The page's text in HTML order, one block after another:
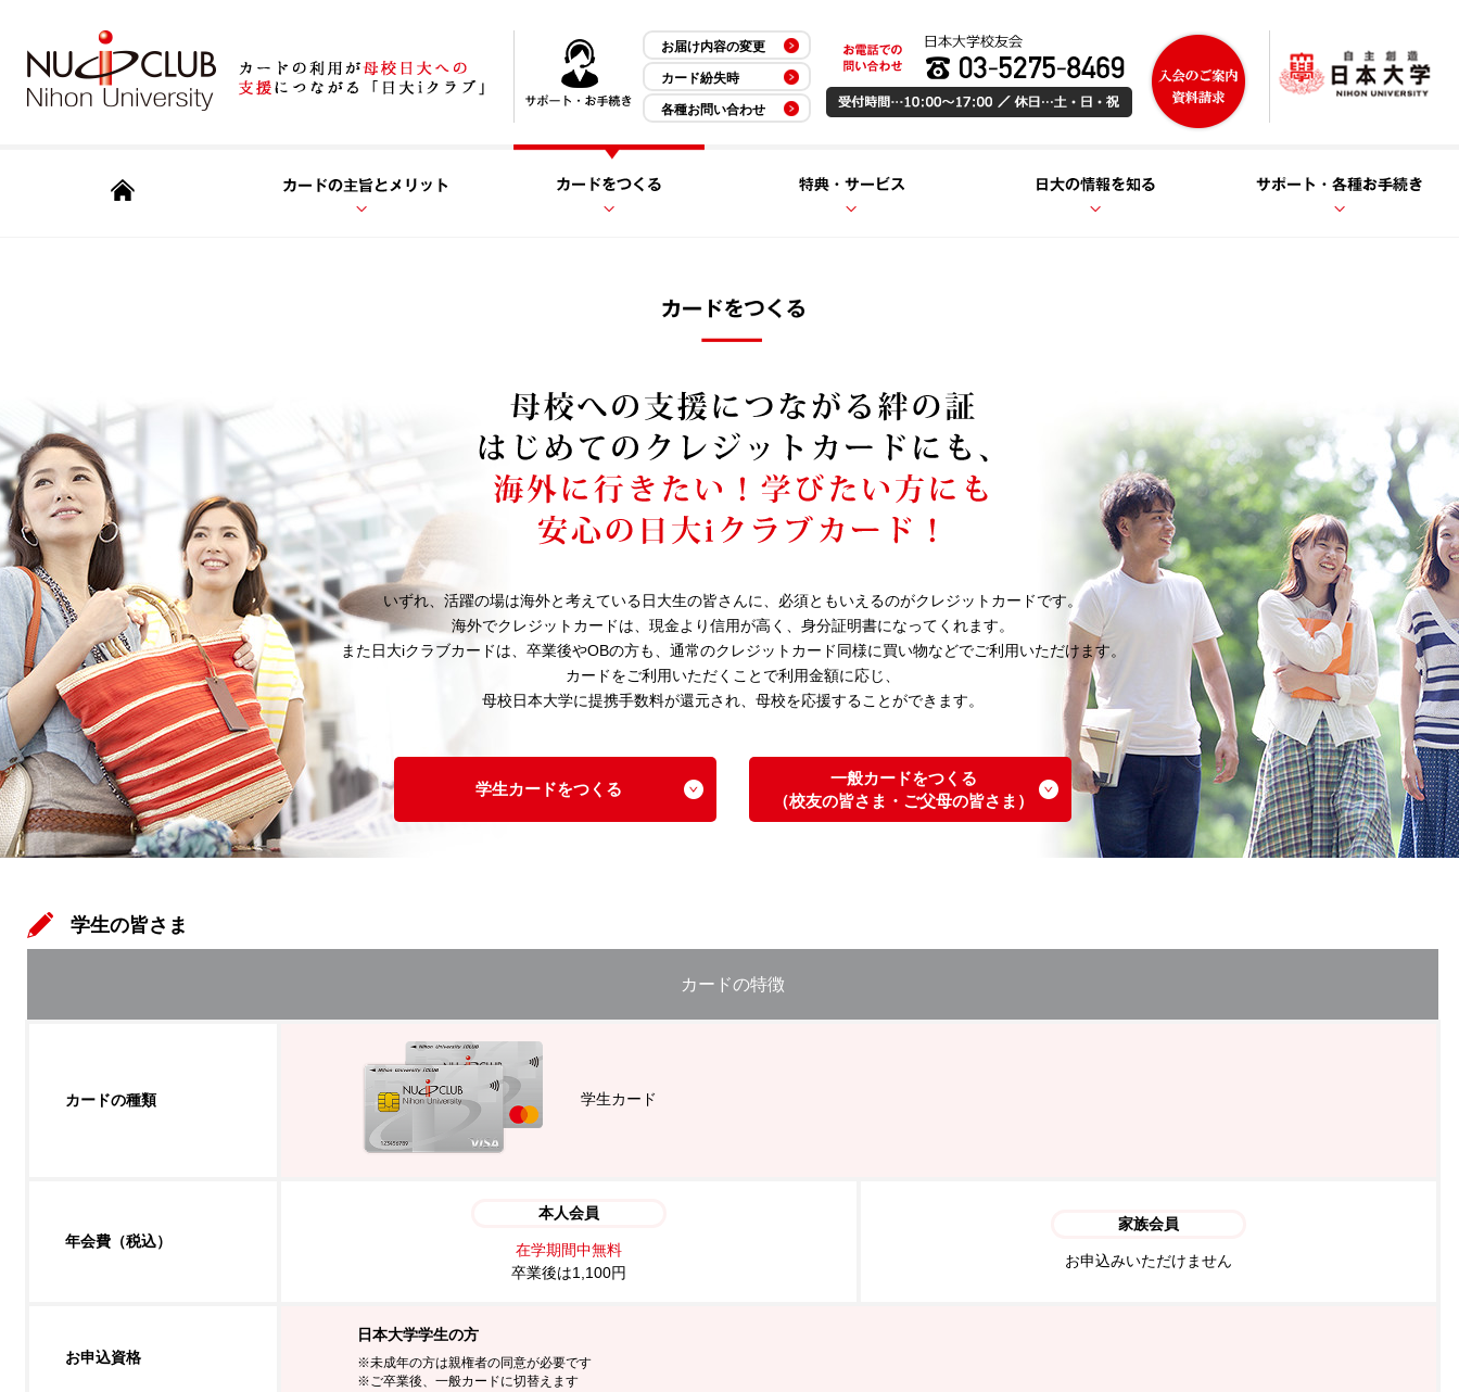
お届け内容の変更
カード紛失時
各種お問い合わせ
いずれ、活躍の場は海外と考えている日大生の皆さんに、必須ともいえるのがクレジットカードです。
海外でクレジットカードは、現金より信用が高く、身分証明書になってくれます。
また日大iクラブカードは、卒業後やOBの方も、通常のクレジットカード同様に買い物などでご利用いただけます。
カードをご利用いただくことで利用金額に応じ、
母校日本大学に提携手数料が還元され、母校を応援することができます。
学生カードをつくる
一般カードをつくる
（校友の皆さま・ご父母の皆さま）
学生の皆さま
カードの特徴
カードの種類 学生カード
年会費（税込）
本人会員
在学期間中無料
卒業後は1,100円
家族会員
お申込みいただけません
お申込資格
日本大学学生の方
※未成年の方は親権者の同意が必要です
※ご卒業後、一般カードに切替えます